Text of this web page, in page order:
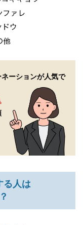
ーションが人気で
る人は